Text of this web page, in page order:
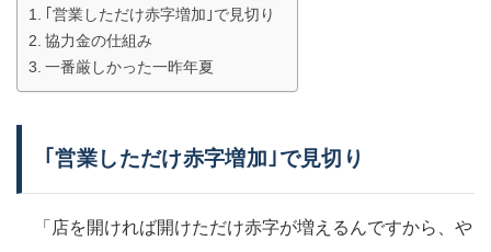
｢営業しただけ赤字増加｣で見切り
協力金の仕組み
一番厳しかった一昨年夏
｢営業しただけ赤字増加｣で見切り
「店を開ければ開けただけ赤字が増えるんですから、や